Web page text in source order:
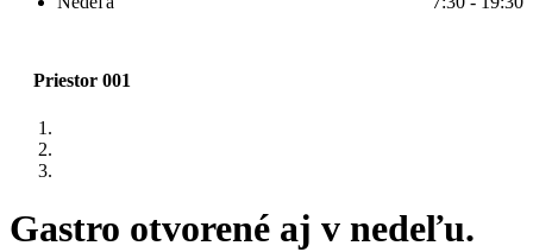
Priestor 001
Gastro otvorené aj v nedeľu.